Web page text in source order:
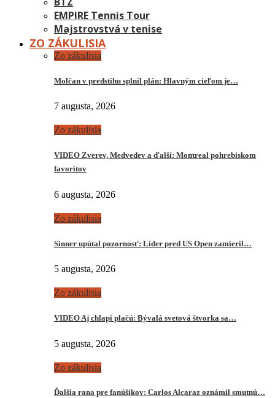
EMPIRE Tennis Tour
Majstrovstvá v tenise
ZO ZÁKULISIA
Zo zákulisia
Molčan v predstihu splnil plán: Hlavným cieľom je…
7 augusta, 2026
Zo zákulisia
VIDEO Zverev, Medvedev a ďalší: Montreal pohrebiskom
favoritov
6 augusta, 2026
Zo zákulisia
Sinner upútal pozornosť: Líder pred US Open zamieril…
5 augusta, 2026
Zo zákulisia
VIDEO Aj chlapi plačú: Bývalá svetová štvorka sa…
5 augusta, 2026
Zo zákulisia
Ďalšia rana pre fanúšikov: Carlos Alcaraz oznámil smutnú…